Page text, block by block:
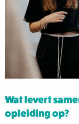
Wat levert
opleiding op?